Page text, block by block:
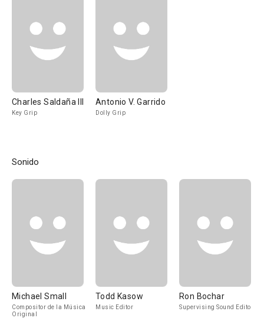
Charles Saldaña III
Key Grip
Antonio V. Garrido
Dolly Grip
Sonido
Michael Small
Compositor de la Música
Original
Todd Kasow
Music Editor
Ron Bochar
Supervising Sound Editor